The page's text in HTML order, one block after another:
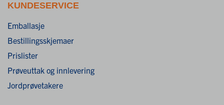
KUNDESERVICE
Emballasje
Bestillingsskjemaer
Prislister
Prøveuttak og innlevering
Jordprøvetakere